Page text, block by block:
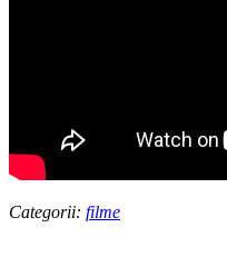
Categorii: filme